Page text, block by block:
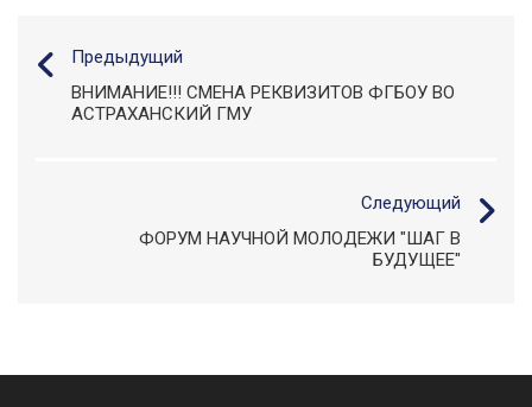
Предыдущий
ВНИМАНИЕ!!! СМЕНА РЕКВИЗИТОВ ФГБОУ ВО
АСТРАХАНСКИЙ ГМУ
Следующий
ФОРУМ НАУЧНОЙ МОЛОДЕЖИ "ШАГ В
БУДУЩЕЕ"